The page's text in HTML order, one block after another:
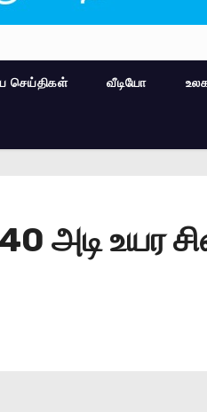
செய்திகள் வீடியோ
அடி உயர